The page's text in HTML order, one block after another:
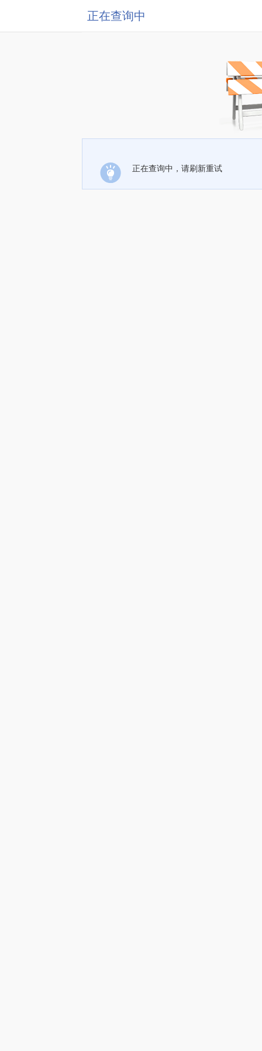
正在查询中
正在查询中，请刷新重试